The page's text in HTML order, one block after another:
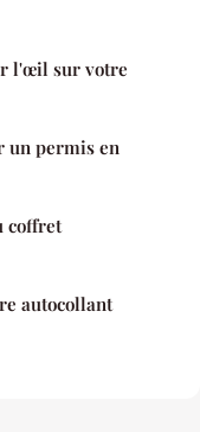
l'œil sur votre
un permis en
coffret
autocollant